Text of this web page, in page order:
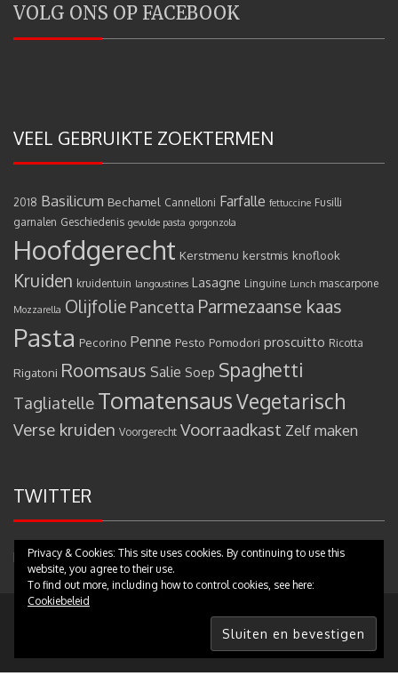
VOLG ONS OP FACEBOOK
VEEL GEBRUIKTE ZOEKTERMEN
2018 Basilicum Bechamel Cannelloni Farfalle fettuccine Fusilli
garnalen Geschiedenis gevulde pasta gorgonzola
Hoofdgerecht Kerstmenu kerstmis knoflook
Kruiden kruidentuin langoustines Lasagne Linguine Lunch mascarpone
Mozzarella Olijfolie Pancetta Parmezaanse kaas
Pasta Pecorino Penne Pesto Pomodori proscuitto Ricotta
Rigatoni Roomsaus Salie Soep Spaghetti
Tagliatelle TomatensausVegetarisch
Verse kruiden Voorgerecht Voorraadkast Zelf maken
TWITTER
Mijn tweets
eVisionThemes
Privacy & Cookies: This site uses cookies. By continuing to use this
website, you agree to their use.
To find out more, including how to control cookies, see here:
Cookiebeleid